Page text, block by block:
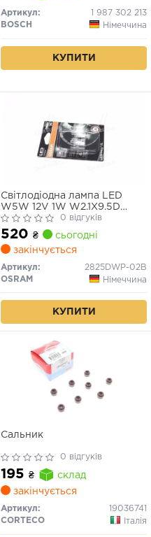
Артикул:
1 987 302 213
BOSCH
Німеччина
КУПИТИ
Світлодіодна лампа LED
W5W 12V 1W W2.1X9.5D
LEDriving SL (blister 2шт)
(вир-во OSRAM)
0 відгуків
520 ₴
сьогодні
закінчується
Артикул:
2825DWP-02B
OSRAM
Німеччина
КУПИТИ
Сальник
0 відгуків
195 ₴
склад
закінчується
Артикул:
19036741
CORTECO
Італія